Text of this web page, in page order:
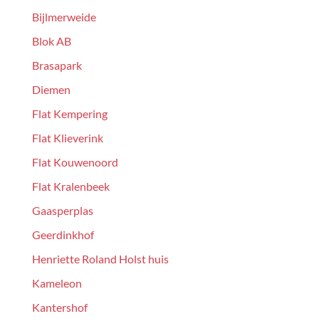
Bijlmerweide
Blok AB
Brasapark
Diemen
Flat Kempering
Flat Klieverink
Flat Kouwenoord
Flat Kralenbeek
Gaasperplas
Geerdinkhof
Henriette Roland Holst huis
Kameleon
Kantershof